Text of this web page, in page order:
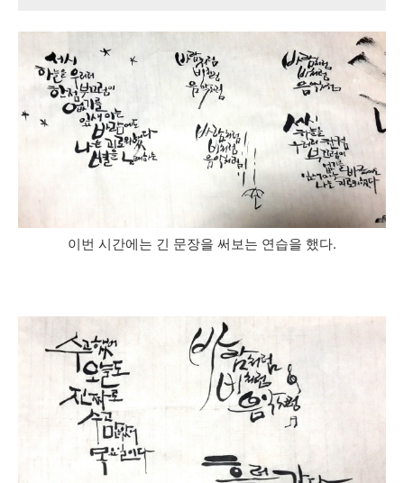
이번 시간에는 긴 문장을 써보는 연습을 했다.